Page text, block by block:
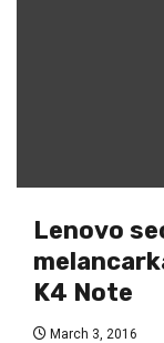
Lenovo
K4 Note
March 3, 2016